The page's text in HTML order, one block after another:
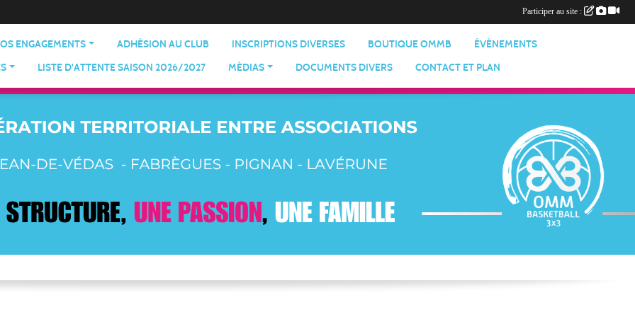
ENGAGEMENTS ADHÉSION AU CLUB INSCRIPTIONS DIVERSES BOUTIQUE OMMB
ÉVÈNEMENTS
LISTE D'ATTENTE SAISON 2026/2027 MÉDIAS DOCUMENTS DIVERS CONTACT ET PLAN
Participer au site :